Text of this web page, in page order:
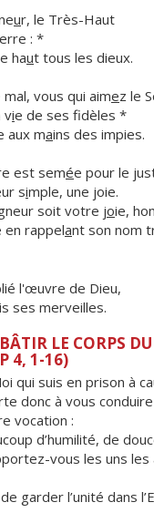
ur, le Très-Haut
: *
haut tous les dieux.
vous qui aimez le
vie de ses fidèles *
aux mains des impies.
est semée pour le
simple, une joie.
soit votre joie,
en rappelant son nom
l'œuvre de Dieu,
ses merveilles.
LE CORPS
4, 1-16)
qui suis en prison à
donc à vous conduire
vocation :
d’humilité, de
vous les uns les
garder l’unité dans